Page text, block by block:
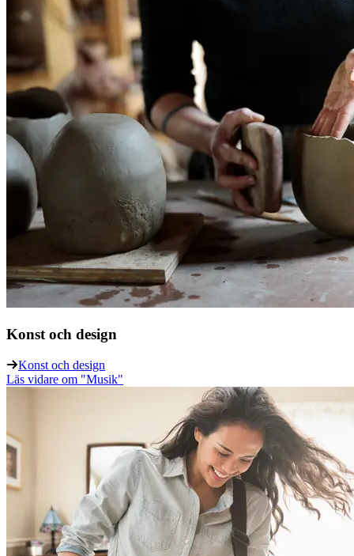
Konst och design
Konst och design
Läs vidare om "Musik"